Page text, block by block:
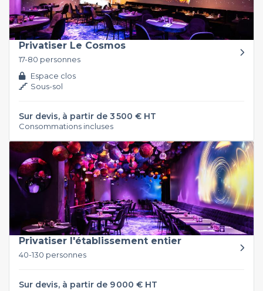
Privatiser Le Cosmos
17-80 personnes
Espace clos
Sous-sol
Sur devis, à partir de 3 500 € HT
Consommations incluses
Privatiser l'établissement entier
40-130 personnes
Sur devis, à partir de 9 000 € HT